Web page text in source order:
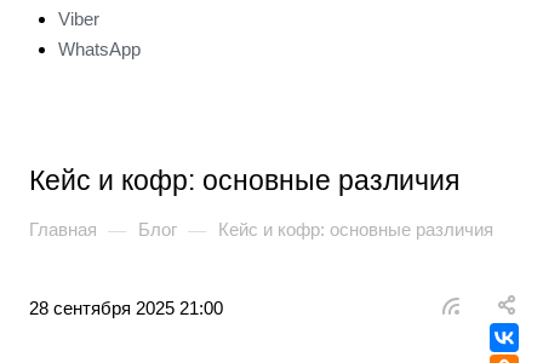
Viber
WhatsApp
Кейс и кофр: основные различия
Главная — Блог — Кейс и кофр: основные различия
28 сентября 2025 21:00